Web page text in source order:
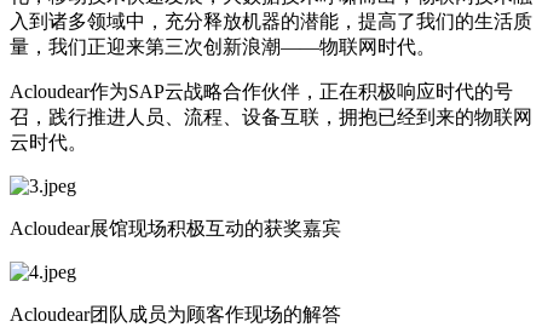
入到诸多领域中，充分释放机器的潜能，提高了我们的生活质
量，我们正迎来第三次创新浪潮——物联网时代。
Acloudear作为SAP云战略合作伙伴，正在积极响应时代的号
召，践行推进人员、流程、设备互联，拥抱已经到来的物联网
云时代。
Acloudear展馆现场积极互动的获奖嘉宾
Acloudear团队成员为顾客作现场的解答